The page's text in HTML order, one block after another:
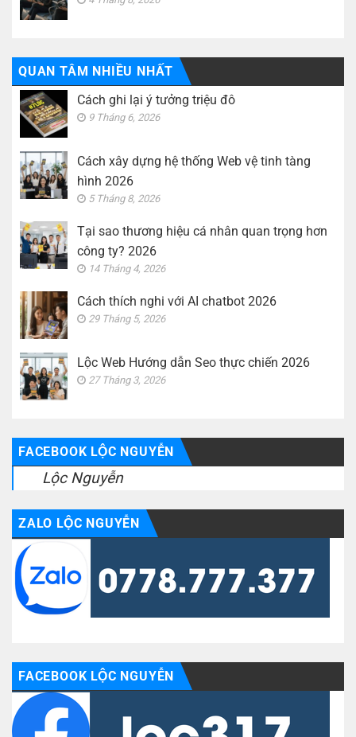
QUAN TÂM NHIỀU NHẤT
Cách ghi lại ý tưởng triệu đô
9 Tháng 6, 2026
Cách xây dựng hệ thống Web vệ tinh tàng
hình 2026
5 Tháng 8, 2026
Tại sao thương hiệu cá nhân quan trọng hơn
công ty? 2026
14 Tháng 4, 2026
Cách thích nghi với AI chatbot 2026
29 Tháng 5, 2026
Lộc Web Hướng dẫn Seo thực chiến 2026
27 Tháng 3, 2026
FACEBOOK LỘC NGUYỄN
Lộc Nguyễn
ZALO LỘC NGUYỄN
FACEBOOK LỘC NGUYỄN